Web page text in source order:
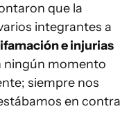
que la
integrantes a
e injurias
ningún momento
siempre nos
en contra